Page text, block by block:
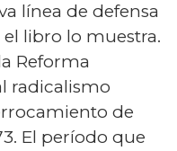
línea de defensa
libro lo muestra.
Reforma
radicalismo
de
El período que